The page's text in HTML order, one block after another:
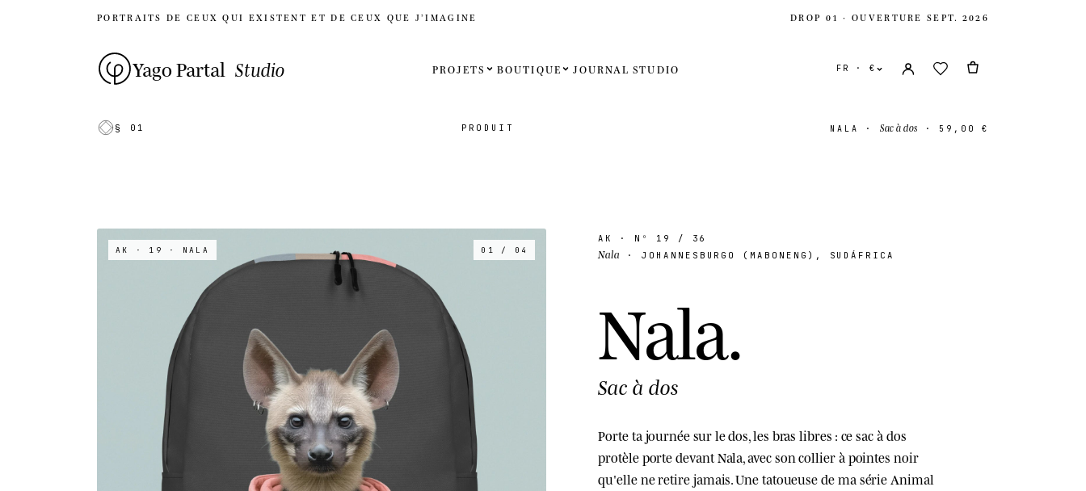
PORTRAITS DE CEUX QUI EXISTENT ET DE CEUX QUE J’IMAGINE DROP 01 · OUVERTURE SEPT. 2026
Yago Partal Studio PROJETS BOUTIQUE JOURNAL STUDIO FR · €
États-Unis
§ 01 PRODUIT NALA · Sac à dos · 59,00 €
AK · 19 · NALA 01 / 04
AK · Nº 19 / 36
Nala · JOHANNESBURGO (MABONENG), SUDÁFRICA
Nala.
Sac à dos
Porte ta journée sur le dos, les bras libres : ce sac à dos
protèle porte devant Nala, avec son collier à pointes noir
qu'elle ne retire jamais. Une tatoueuse de ma série Animal